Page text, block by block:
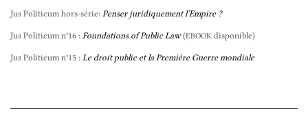
Jus Politicum hors-série: Penser juridiquement l’Empire ?
Jus Politicum n°16 : Foundations of Public Law (EBOOK disponible)
Jus Politicum n°15 : Le droit public et la Première Guerre mondiale